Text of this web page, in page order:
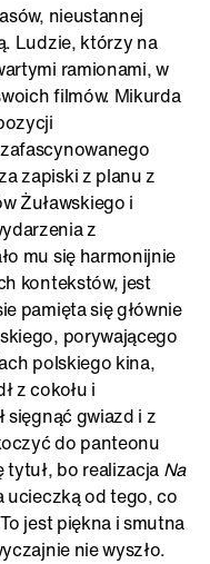
nieustannej
Ludzie, którzy na
ramionami, w
filmów. Mikurda
zapiski z planu z
Żuławskiego i
z
mu się harmonijnie
kontekstów, jest
pamięta się głównie
porywającego
polskiego kina,
z cokołu i
sięgnąć gwiazd i z
do panteonu
tytuł, bo realizacja Na
ucieczką od tego, co
jest piękna i smutna
nie wyszło.